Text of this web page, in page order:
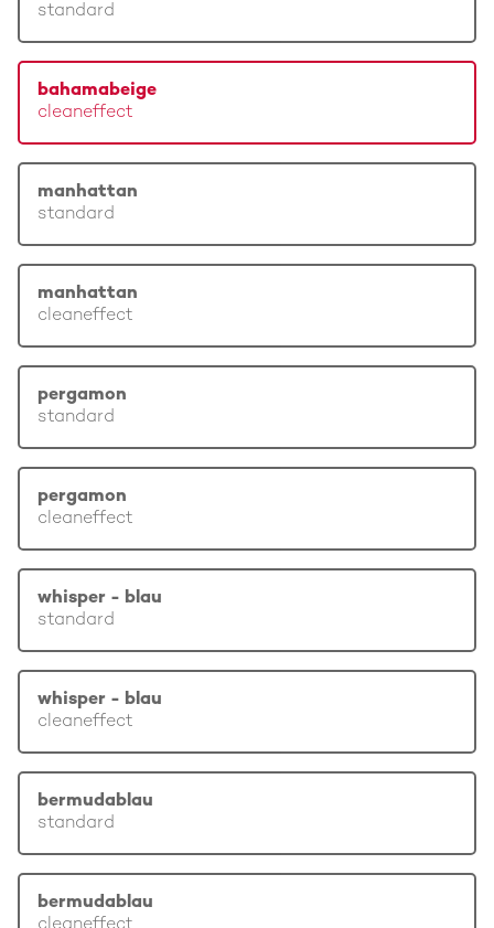
standard
bahamabeige
cleaneffect
manhattan
standard
manhattan
cleaneffect
pergamon
standard
pergamon
cleaneffect
whisper - blau
standard
whisper - blau
cleaneffect
bermudablau
standard
bermudablau